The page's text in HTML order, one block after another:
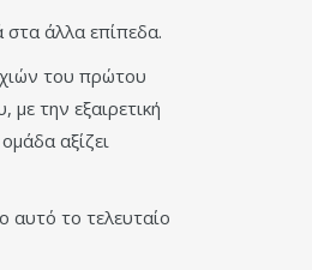
άλλα επίπεδα.
του πρώτου
την εξαιρετική
αξίζει
αυτό το τελευταίο